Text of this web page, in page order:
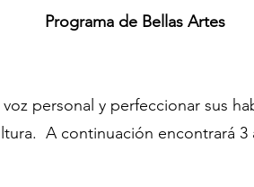
Programa de Bellas Artes
personal y perfeccionar sus
A continuación encontrará